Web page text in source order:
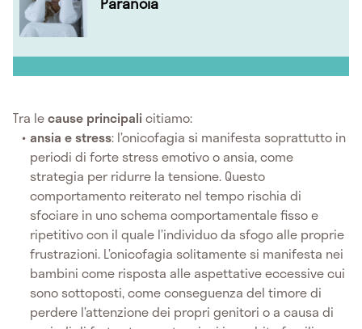
Tra lecause principalicitiamo:
ansia e stress: l’onicofagia si manifesta soprattutto in
periodi di forte stress emotivo o ansia, come
strategia per ridurre la tensione. Questo
comportamento reiterato nel tempo rischia di
sfociare in uno schema comportamentale fisso e
ripetitivo con il quale l’individuo da sfogo alle proprie
frustrazioni. L’onicofagia solitamente si manifesta nei
bambini come risposta alle aspettative eccessive cui
sono sottoposti, come conseguenza del timore di
perdere l’attenzione dei propri genitori o a causa di